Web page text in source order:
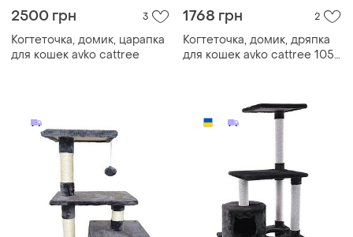
2500 грн 3
Когтеточка, домик, царапка
для кошек avko cattree
1768 грн 2
Когтеточка, домик, дряпка
для кошек avko cattree 1053